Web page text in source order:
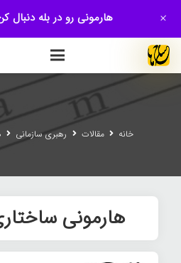
خانه مقالات رهبری سازمانی
هارمونی
هارمونی رو در بله دنبال +